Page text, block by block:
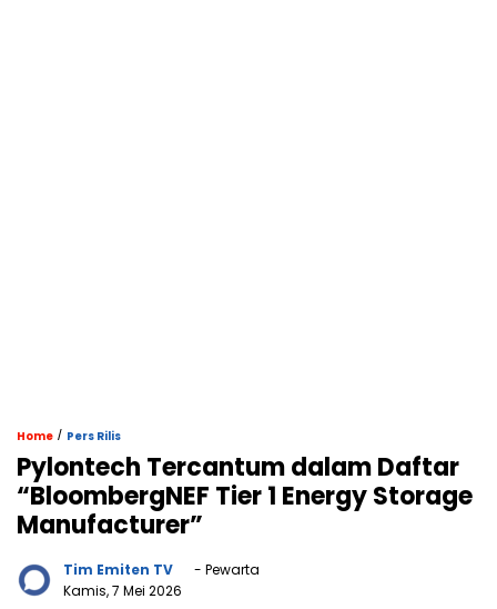
Home / Pers Rilis
Pylontech Tercantum dalam Daftar
“BloombergNEF Tier 1 Energy Storage
Manufacturer”
Tim Emiten TV
- Pewarta
Kamis, 7 Mei 2026